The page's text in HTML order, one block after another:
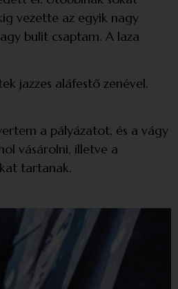
vezette az egyik nagy
bulit csaptam. A laza
jazzes aláfestő zenével.
a pályázatot, és a vágy
vásárolni, illetve a
tartanak.